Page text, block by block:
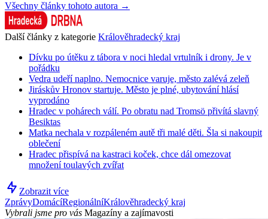
Všechny články tohoto autora →
Další články z kategorie Králověhradecký kraj
Dívku po útěku z tábora v noci hledal vrtulník i drony. Je v
pořádku
Vedra udeří naplno. Nemocnice varuje, město zalévá zeleň
Jiráskův Hronov startuje. Město je plné, ubytování hlásí
vyprodáno
Hradec v pohárech válí. Po obratu nad Tromsö přivítá slavný
Besiktas
Matka nechala v rozpáleném autě tři malé děti. Šla si nakoupit
oblečení
Hradec přispívá na kastraci koček, chce dál omezovat
množení toulavých zvířat
Zobrazit více
ZprávyDomácíRegionálníKrálověhradecký kraj
Vybrali jsme pro vás Magazíny a zajímavosti